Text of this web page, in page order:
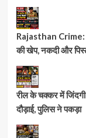
Rajasthan Crime:
की खेप, नकदी और
रील के चक्कर में
दौड़ाई, पुलिस ने पकड़ा